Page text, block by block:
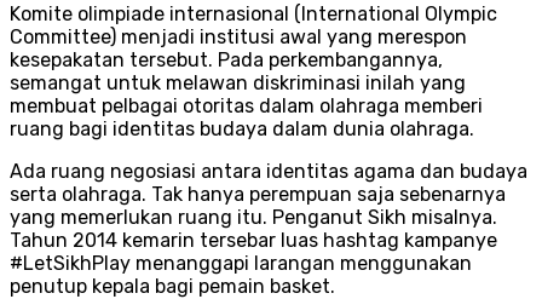
Komite olimpiade internasional (International Olympic
Committee) menjadi institusi awal yang merespon
kesepakatan tersebut. Pada perkembangannya,
semangat untuk melawan diskriminasi inilah yang
membuat pelbagai otoritas dalam olahraga memberi
ruang bagi identitas budaya dalam dunia olahraga.
Ada ruang negosiasi antara identitas agama dan budaya
serta olahraga. Tak hanya perempuan saja sebenarnya
yang memerlukan ruang itu. Penganut Sikh misalnya.
Tahun 2014 kemarin tersebar luas hashtag kampanye
#LetSikhPlay menanggapi larangan menggunakan
penutup kepala bagi pemain basket.